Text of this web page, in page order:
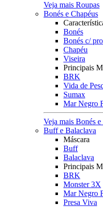
Veja mais Roupas
Bonés e Chapéus
Bonés
Bonés c/
Chapéu
Viseira
Principais
BRK
Vida de
Sumax
Mar Negro
Veja mais Bonés e
Buff e Balaclava
Máscara
Buff
Balaclava
Principais
BRK
Monster 3X
Mar Negro
Presa Viva